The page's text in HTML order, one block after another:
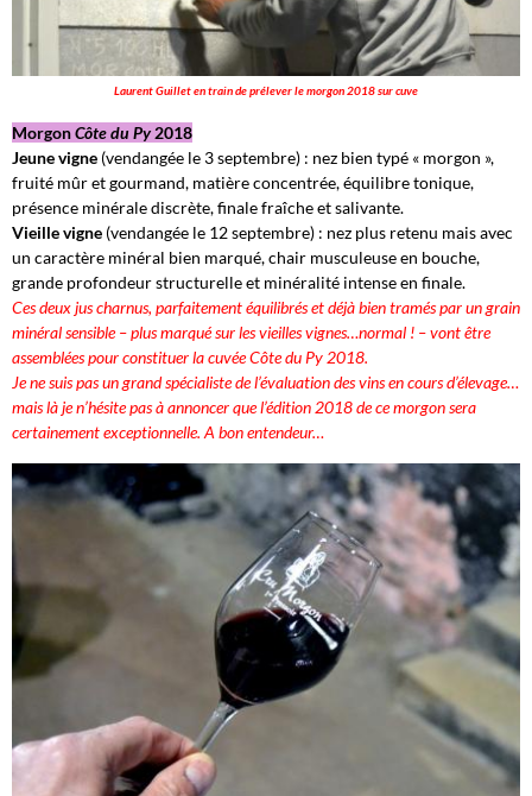
Laurent Guillet en train de prélever le morgon 2018 sur cuve
MorgonCôte du Py2018
Jeune vigne (vendangée le 3 septembre) : nez bien typé « morgon »,
fruité mûr et gourmand, matière concentrée, équilibre tonique,
présence minérale discrète, finale fraîche et salivante.
Vieille vigne (vendangée le 12 septembre) : nez plus retenu mais avec
un caractère minéral bien marqué, chair musculeuse en bouche,
grande profondeur structurelle et minéralité intense en finale.
Ces deux jus charnus, parfaitement équilibrés et déjà bien tramés par un grain
minéral sensible – plus marqué sur les vieilles vignes…normal ! – vont être
assemblées pour constituer la cuvée Côte du Py 2018.
Je ne suis pas un grand spécialiste de l’évaluation des vins en cours d’élevage…
mais là je n’hésite pas à annoncer que l’édition 2018 de ce morgon sera
certainement exceptionnelle. A bon entendeur…